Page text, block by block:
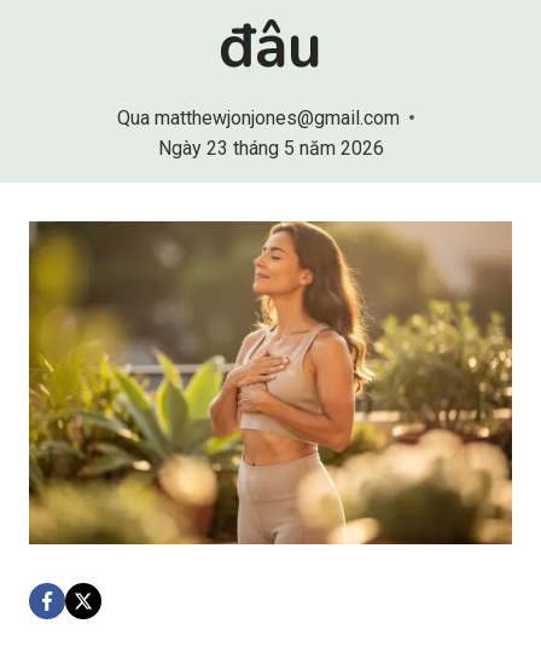
đâu
Qua matthewjonjones@gmail.com
Ngày 23 tháng 5 năm 2026